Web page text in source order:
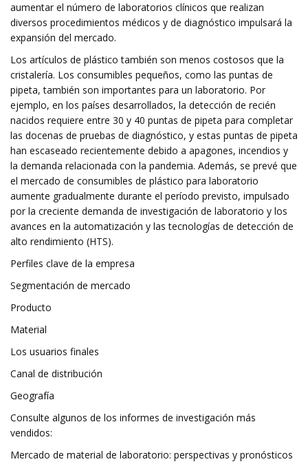
aumentar el número de laboratorios clínicos que realizan
diversos procedimientos médicos y de diagnóstico impulsará la
expansión del mercado.
Los artículos de plástico también son menos costosos que la
cristalería. Los consumibles pequeños, como las puntas de
pipeta, también son importantes para un laboratorio. Por
ejemplo, en los países desarrollados, la detección de recién
nacidos requiere entre 30 y 40 puntas de pipeta para completar
las docenas de pruebas de diagnóstico, y estas puntas de pipeta
han escaseado recientemente debido a apagones, incendios y
la demanda relacionada con la pandemia. Además, se prevé que
el mercado de consumibles de plástico para laboratorio
aumente gradualmente durante el período previsto, impulsado
por la creciente demanda de investigación de laboratorio y los
avances en la automatización y las tecnologías de detección de
alto rendimiento (HTS).
Perfiles clave de la empresa
Segmentación de mercado
Producto
Material
Los usuarios finales
Canal de distribución
Geografía
Consulte algunos de los informes de investigación más
vendidos:
Mercado de material de laboratorio: perspectivas y pronósticos